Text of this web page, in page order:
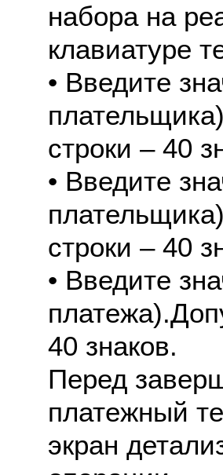
набора на
клавиатуре
• Введите
строки – 40
• Введите
строки – 40
• Введите
40 знаков.
Перед
платежный
экран